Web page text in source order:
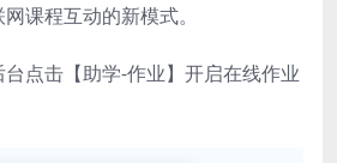
课程互动的新模式。
点击【助学-作业】开启在线作业